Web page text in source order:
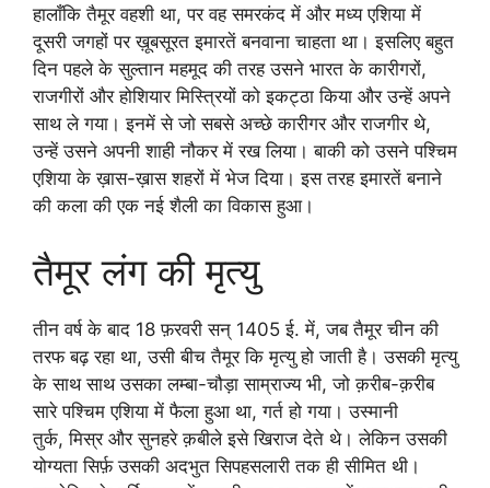
हालाँकि तैमूर वहशी था, पर वह समरकंद में और मध्य एशिया में
दूसरी जगहों पर ख़ूबसूरत इमारतें बनवाना चाहता था। इसलिए बहुत
दिन पहले के सुल्तान महमूद की तरह उसने भारत के कारीगरों,
राजगीरों और होशियार मिस्त्रियों को इकट्ठा किया और उन्हें अपने
साथ ले गया। इनमें से जो सबसे अच्छे कारीगर और राजगीर थे,
उन्हें उसने अपनी शाही नौकर में रख लिया। बाकी को उसने पश्चिम
एशिया के ख़ास-ख़ास शहरों में भेज दिया। इस तरह इमारतें बनाने
की कला की एक नई शैली का विकास हुआ।
तैमूर लंग की मृत्यु
तीन वर्ष के बाद 18 फ़रवरी सन् 1405 ई. में, जब तैमूर चीन की
तरफ बढ़ रहा था, उसी बीच तैमूर कि मृत्यु हो जाती है। उसकी मृत्यु
के साथ साथ उसका लम्बा-चौड़ा साम्राज्य भी, जो क़रीब-क़रीब
सारे पश्चिम एशिया में फैला हुआ था, गर्त हो गया। उस्मानी
तुर्क, मिस्र और सुनहरे क़बीले इसे खिराज देते थे। लेकिन उसकी
योग्यता सिर्फ़ उसकी अदभुत सिपहसलारी तक ही सीमित थी।